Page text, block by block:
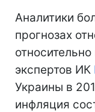
Аналитики
прогнозах
экспертов ИК
Украины в
инфляция